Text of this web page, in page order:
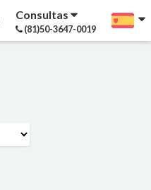
Consultas
(81)50-3647-0019